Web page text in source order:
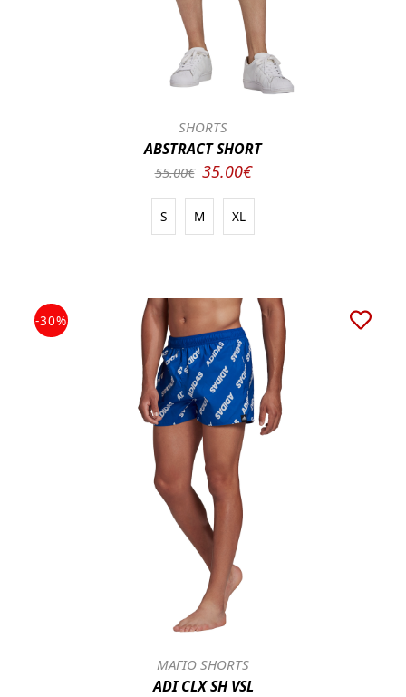
SHORTS
ABSTRACT SHORT
55.00€ 35.00€
S M XL
-30%
ΜΑΓΙΟ SHORTS
ADI CLX SH VSL